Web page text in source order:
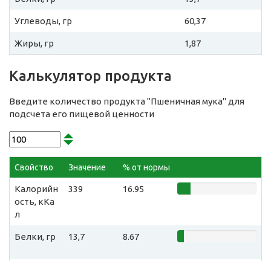
Углеводы, гр 60,37
Жиры, гр 1,87
Калькулятор продукта
Введите количество продукта "Пшеничная мука" для
подсчета его пищевой ценности
Свойство Значение % от нормы
Калорийн
ость, кКа
л
339 16.95
Белки, гр 13,7 8.67